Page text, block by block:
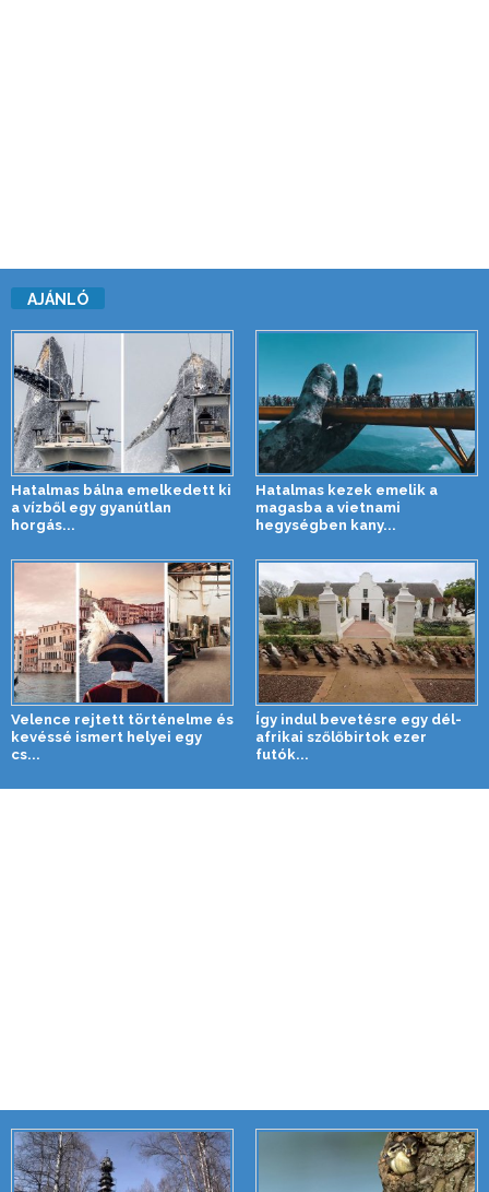
AJÁNLÓ
Hatalmas bálna emelkedett ki
a vízből egy gyanútlan
horgás...
Hatalmas kezek emelik a
magasba a vietnami
hegységben kany...
Velence rejtett történelme és
kevéssé ismert helyei egy
cs...
Így indul bevetésre egy dél-
afrikai szőlőbirtok ezer
futók...